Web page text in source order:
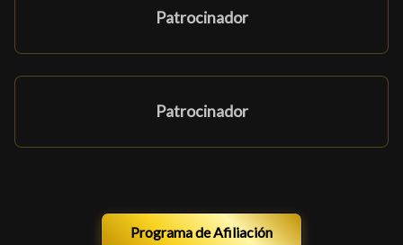
Patrocinador
Patrocinador
Programa de Afiliación